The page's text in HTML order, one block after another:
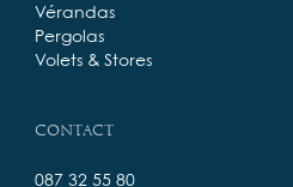
Vérandas
Pergolas
Volets & Stores
Contact
087 32 55 80